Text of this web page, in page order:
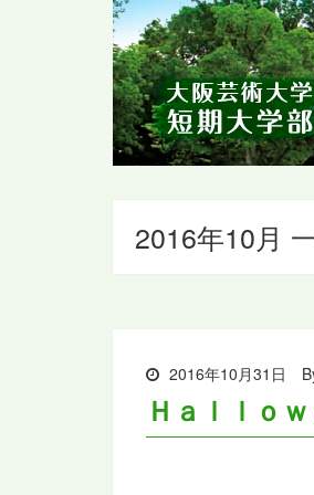
2016年10月
2016年10月31日
Ｈａｌｌｏ